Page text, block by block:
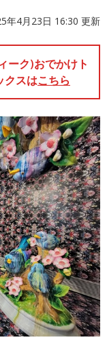
年4月23日 16:30 更新
ーク)おでかけト
クスはこちら